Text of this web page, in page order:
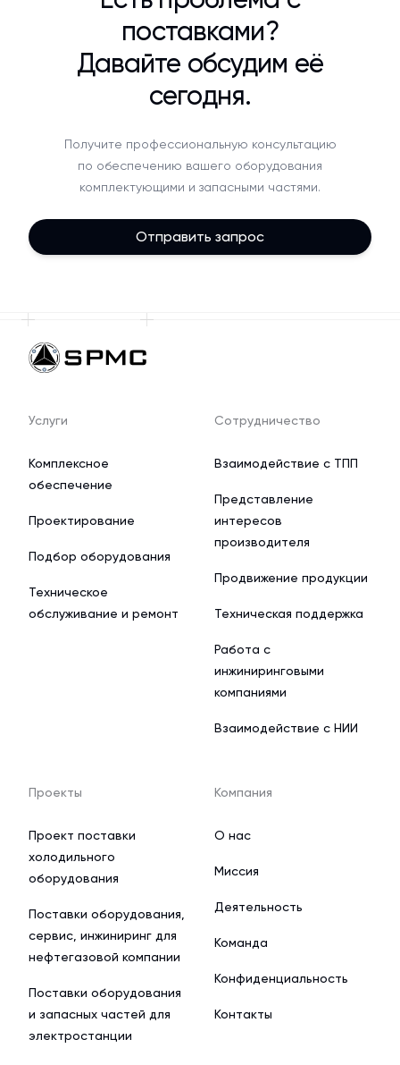
поставками?
Давайте обсудим её
сегодня.
Получите профессиональную консультацию
по обеспечению вашего оборудования
комплектующими и запасными частями.
Отправить запрос
Услуги
Комплексное
обеспечение
Проектирование
Подбор оборудования
Техническое
обслуживание и ремонт
Сотрудничество
Взаимодействие с ТПП
Представление
интересов
производителя
Продвижение продукции
Техническая поддержка
Работа с
инжиниринговыми
компаниями
Взаимодействие с НИИ
Проекты
Проект поставки
холодильного
оборудования
Поставки оборудования,
сервис, инжиниринг для
нефтегазовой компании
Поставки оборудования
и запасных частей для
электростанции
Компания
О нас
Миссия
Деятельность
Команда
Конфиденциальность
Контакты